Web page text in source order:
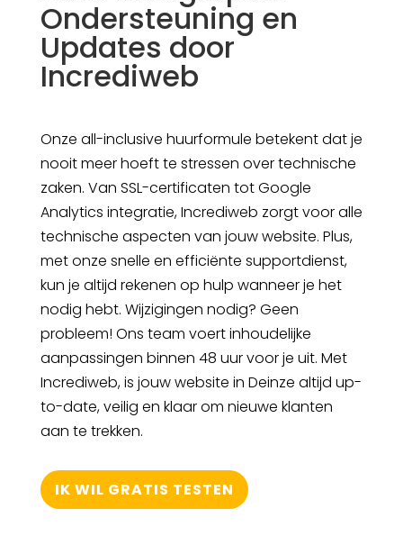
Ondersteuning en
Updates door
Incrediweb
Onze all-inclusive huurformule betekent dat je
nooit meer hoeft te stressen over technische
zaken. Van SSL-certificaten tot Google
Analytics integratie, Incrediweb zorgt voor alle
technische aspecten van jouw website. Plus,
met onze snelle en efficiënte supportdienst,
kun je altijd rekenen op hulp wanneer je het
nodig hebt. Wijzigingen nodig? Geen
probleem! Ons team voert inhoudelijke
aanpassingen binnen 48 uur voor je uit. Met
Incrediweb, is jouw website in Deinze altijd up-
to-date, veilig en klaar om nieuwe klanten
aan te trekken.
IK WIL GRATIS TESTEN